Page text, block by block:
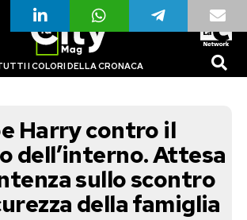
I COLORI DELLA CRONACA
Harry contro il
dell’interno. Attesa
sullo scontro
della famiglia